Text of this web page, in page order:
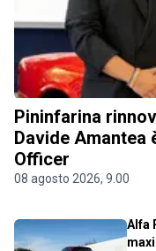
Pininfarina
Davide Amantea
Officer
08 agosto 2026, 9.00
Alfa